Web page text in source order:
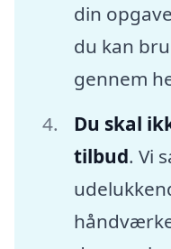
din
du kan
gennem
Du skal
tilbud. Vi